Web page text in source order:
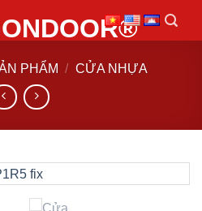
PHẨM / CỬA NHỰA